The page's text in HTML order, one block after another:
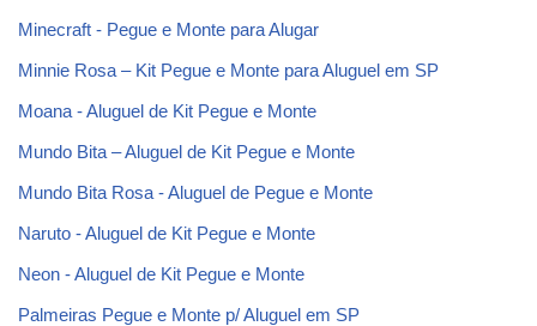
Minecraft - Pegue e Monte para Alugar
Minnie Rosa – Kit Pegue e Monte para Aluguel em SP
Moana - Aluguel de Kit Pegue e Monte
Mundo Bita – Aluguel de Kit Pegue e Monte
Mundo Bita Rosa - Aluguel de Pegue e Monte
Naruto - Aluguel de Kit Pegue e Monte
Neon - Aluguel de Kit Pegue e Monte
Palmeiras Pegue e Monte p/ Aluguel em SP